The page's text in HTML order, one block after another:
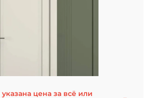
указана цена за всё или